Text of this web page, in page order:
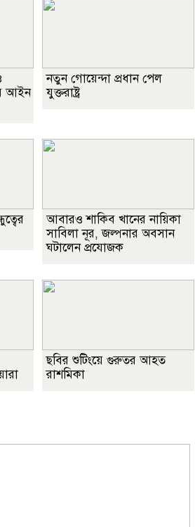
আইন
নতুন গোয়েন্দা প্রধান পেল
যুক্তরাষ্ট্র
আবারও শাকিব খানের নায়িকা
সাবিলা নূর, জল্পনার অবসান
ঘটালেন প্রযোজক
ছবির শুটিংয়ে গুরুতর আহত
রাশমিকা